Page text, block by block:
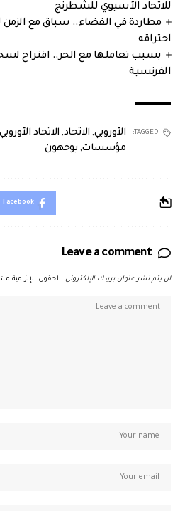
للاتحاد الآسيوي للشطرنج
مطاردة في الفضاء.. سباق مع
احتراقه
بسبب تعاملها مع الحر.. اقتراح
الفرنسية
TAGGED: الأوروبي, الاتحاد, الاتحاد الأوروبي
مؤسسات, يوجهون
Facebook
Leave a comment
لن يتم نشر عنوان بريدك الإلكتروني. الحقول الإلزامية